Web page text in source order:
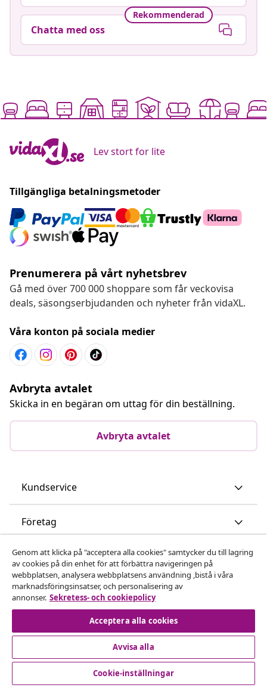
Rekommenderad
Chatta med oss
Lev stort for lite
Tillgängliga betalningsmetoder
Prenumerera på vårt nyhetsbrev
Gå med över 700 000 shoppare som får veckovisa
deals, säsongserbjudanden och nyheter från vidaXL.
Våra konton på sociala medier
Avbryta avtalet
Skicka in en begäran om uttag för din beställning.
Avbryta avtalet
Kundservice
Företag
vidaXL
Upptäck mer
© 2008-2026 vidaXL www.vidaxl.se är en webbshop från
Genom att klicka på "acceptera alla cookies" samtycker du till lagring
av cookies på din enhet för att förbättra navigeringen på
webbplatsen, analysera webbplatsens användning ,bistå i våra
marknadsföringsinsatser, och personalisering av
annonser. Sekretess- och cookiepolicy
Acceptera alla cookies
Avvisa alla
Cookie-inställningar